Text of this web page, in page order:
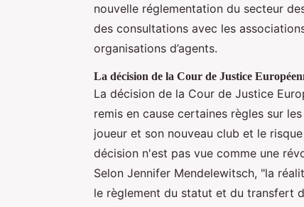
nouvelle réglementation du secteur
des consultations avec les
organisations d’agents.
La décision de la Cour de Justice
La décision de la Cour de Justice
remis en cause certaines règles sur
joueur et son nouveau club et le
décision n'est pas vue comme une
Selon Jennifer Mendelewitsch, "la
le règlement du statut et du transfert